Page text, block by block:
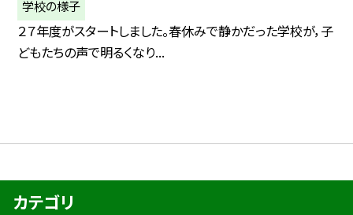
学校の様子
２７年度がスタートしました。春休みで静かだった学校が，子
どもたちの声で明るくなり...
カテゴリ